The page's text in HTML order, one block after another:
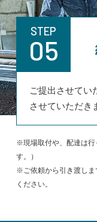
STEP
05
ご提出させてい
させていただき
※現場取付や、配達は行
す。）
※ご依頼から引き渡しま
ください。